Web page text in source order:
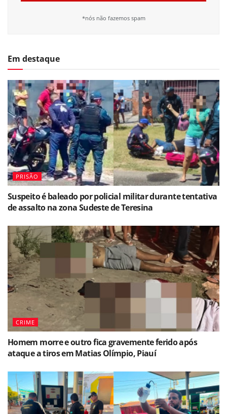
*nós não fazemos spam
Em destaque
PRISÃO
Suspeito é baleado por policial militar durante tentativa
de assalto na zona Sudeste de Teresina
CRIME
Homem morre e outro fica gravemente ferido após
ataque a tiros em Matias Olímpio, Piauí